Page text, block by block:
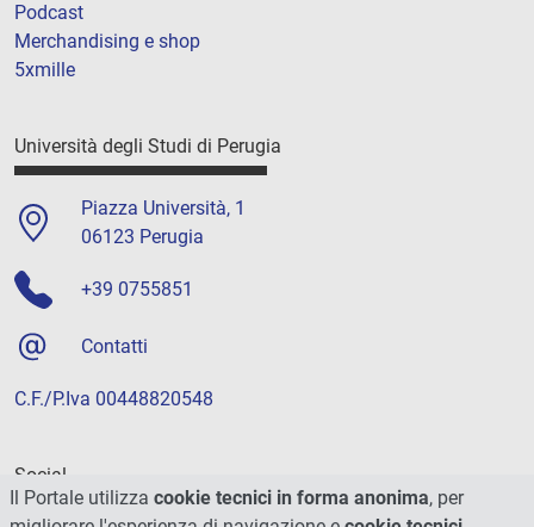
Podcast
Merchandising e shop
5xmille
Università degli Studi di Perugia
Piazza Università, 1
06123 Perugia
+39 0755851
Contatti
C.F./P.Iva 00448820548
Social
Il Portale utilizza cookie tecnici in forma anonima, per